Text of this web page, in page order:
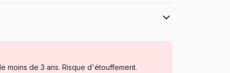
Puzzles - Super Héros
moins de 3 ans. Risque d'étouffement.